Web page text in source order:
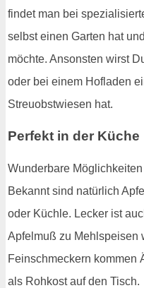
findet man bei
selbst einen Garten hat
möchte. Ansonsten wirst
oder bei einem Hofladen
Streuobstwiesen hat.
Perfekt in der Küche
Wunderbare
Bekannt sind natürlich
oder Küchle. Lecker ist
Apfelmuß zu Mehlspeisen
Feinschmeckern kommen
als Rohkost auf den Tisch.